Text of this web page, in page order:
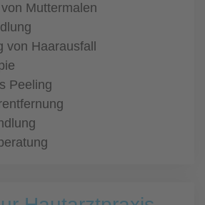
Muttermalen
von Haarausfall
Peeling